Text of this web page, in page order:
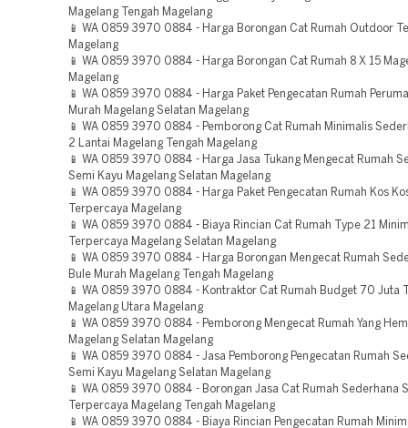
Magelang Tengah Magelang
📱 WA 0859 3970 0884 - Harga Borongan Cat Rumah Outdoor
Magelang
📱 WA 0859 3970 0884 - Harga Borongan Cat Rumah 8 X 15
Magelang
📱 WA 0859 3970 0884 - Harga Paket Pengecatan Rumah
Murah Magelang Selatan Magelang
📱 WA 0859 3970 0884 - Pemborong Cat Rumah Minimalis
2 Lantai Magelang Tengah Magelang
📱 WA 0859 3970 0884 - Harga Jasa Tukang Mengecat Rumah
Semi Kayu Magelang Selatan Magelang
📱 WA 0859 3970 0884 - Harga Paket Pengecatan Rumah Kos
Terpercaya Magelang
📱 WA 0859 3970 0884 - Biaya Rincian Cat Rumah Type 21
Terpercaya Magelang Selatan Magelang
📱 WA 0859 3970 0884 - Harga Borongan Mengecat Rumah
Bule Murah Magelang Tengah Magelang
📱 WA 0859 3970 0884 - Kontraktor Cat Rumah Budget 70 Juta
Magelang Utara Magelang
📱 WA 0859 3970 0884 - Pemborong Mengecat Rumah Yang
Magelang Selatan Magelang
📱 WA 0859 3970 0884 - Jasa Pemborong Pengecatan Rumah
Semi Kayu Magelang Selatan Magelang
📱 WA 0859 3970 0884 - Borongan Jasa Cat Rumah Sederhana
Terpercaya Magelang Tengah Magelang
📱 WA 0859 3970 0884 - Biaya Rincian Pengecatan Rumah